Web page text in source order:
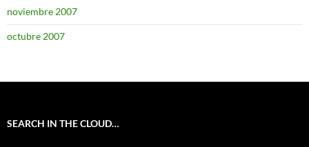
noviembre 2007
octubre 2007
SEARCH IN THE CLOUD…